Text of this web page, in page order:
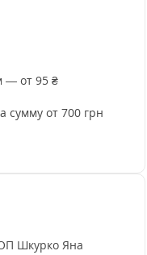
— от 95 ₴
сумму от 700 грн
Шкурко Яна